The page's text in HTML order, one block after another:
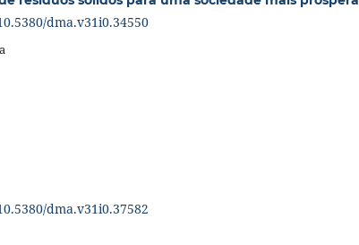
dma.v31i0.34550
dma.v31i0.37582